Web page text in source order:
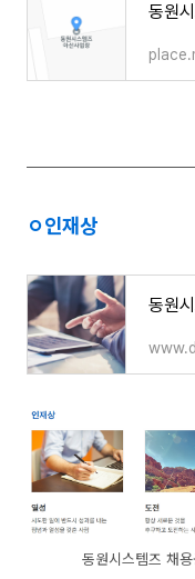
동원
ㅇ인재상
동원
동원시스템즈 채